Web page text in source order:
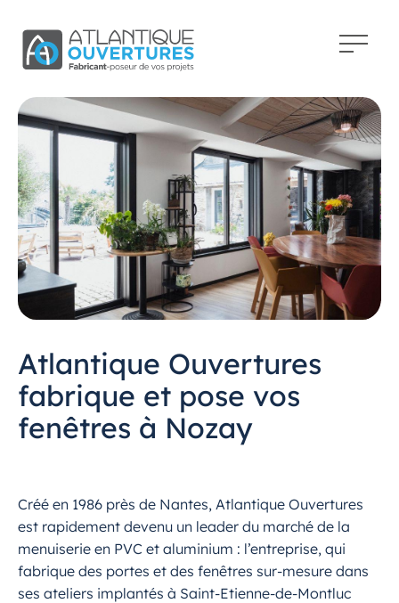
Atlantique Ouvertures
fabrique et pose vos
fenêtres à Nozay
Créé en 1986 près de Nantes, Atlantique Ouvertures
est rapidement devenu un leader du marché de la
menuiserie en PVC et aluminium : l’entreprise, qui
fabrique des portes et des fenêtres sur-mesure dans
ses ateliers implantés à Saint-Etienne-de-Montluc